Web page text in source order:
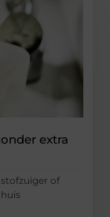
extra
of